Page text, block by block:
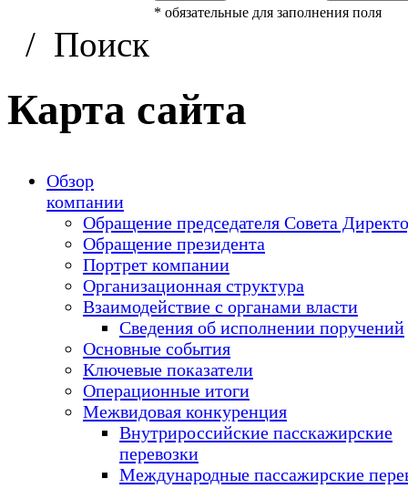
* обязательные для заполнения поля
/ Поиск
Карта сайта
Обзор
компании
Обращение председателя Совета
Обращение президента
Портрет компании
Организационная структура
Взаимодействие с органами власти
Сведения об исполнении поручений
Основные события
Ключевые показатели
Операционные итоги
Межвидовая конкуренция
Внутрироссийские пасскажирские
перевозки
Международные пассажирские